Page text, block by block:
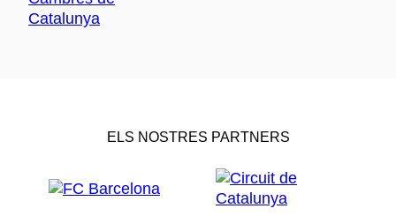
ELS NOSTRES PARTNERS